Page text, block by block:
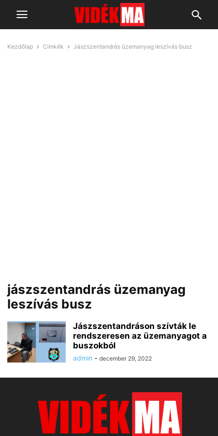
Kezdőlap Címkék Jászszentandrás üzemanyag leszívás busz
jászszentandrás üzemanyag
leszívás busz
Jászszentandráson szívták le
rendszeresen az üzemanyagot a
buszokból
admin - december 29, 2022